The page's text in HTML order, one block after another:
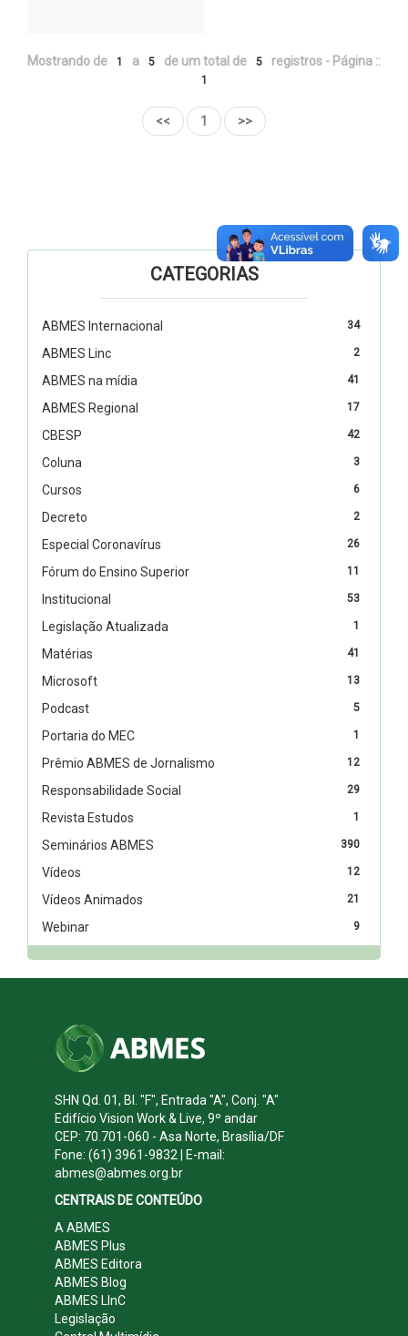
Mostrando de 1 a 5 de um total de 5 registros - Página ::
1
<< 1 >>
CATEGORIAS
34
ABMES Internacional
2
ABMES Linc
41
ABMES na mídia
17
ABMES Regional
42
CBESP
3
Coluna
6
Cursos
2
Decreto
26
Especial Coronavírus
11
Fórum do Ensino Superior
53
Institucional
1
Legislação Atualizada
41
Matérias
13
Microsoft
5
Podcast
1
Portaria do MEC
12
Prêmio ABMES de Jornalismo
29
Responsabilidade Social
1
Revista Estudos
390
Seminários ABMES
12
Vídeos
21
Vídeos Animados
9
Webinar
SHN Qd. 01, Bl. "F", Entrada "A", Conj. "A"
Edifício Vision Work & Live, 9º andar
CEP: 70.701-060 - Asa Norte, Brasília/DF
Fone: (61) 3961-9832 | E-mail:
abmes@abmes.org.br
CENTRAIS DE CONTEÚDO
A ABMES
ABMES Plus
ABMES Editora
ABMES Blog
ABMES LInC
Legislação